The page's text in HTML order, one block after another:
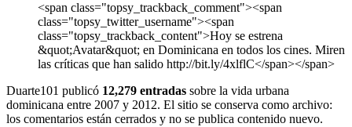
<span class="topsy_trackback_comment"><span
class="topsy_twitter_username"><span
class="topsy_trackback_content">Hoy se estrena
&quot;Avatar&quot; en Dominicana en todos los cines. Miren
las críticas que han salido http://bit.ly/4xlflC</span></span>
Duarte101 publicó 12,279 entradas sobre la vida urbana
dominicana entre 2007 y 2012. El sitio se conserva como archivo:
los comentarios están cerrados y no se publica contenido nuevo.